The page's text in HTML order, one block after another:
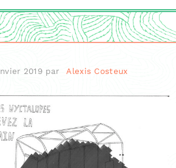
2019 par Alexis Costeux